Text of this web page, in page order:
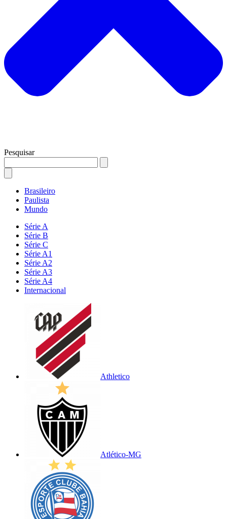
Pesquisar
Brasileiro
Paulista
Mundo
Série A
Série B
Série C
Série A1
Série A2
Série A3
Série A4
Internacional
Athletico
Atlético-MG